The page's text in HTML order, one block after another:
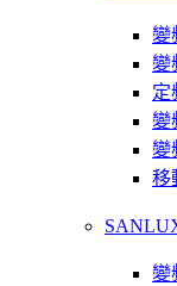
變
變
定
變
變
移
變